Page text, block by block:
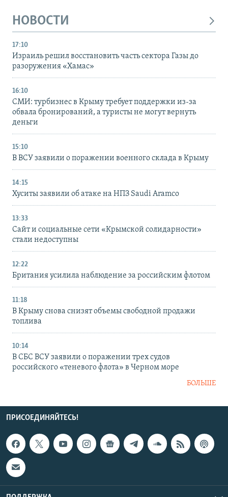
НОВОСТИ
17:10
Израиль решил восстановить часть сектора Газы до
разоружения «Хамас»
16:10
СМИ: турбизнес в Крыму требует поддержки из-за
обвала бронирований, а туристы не могут вернуть
деньги
15:10
В ВСУ заявили о поражении военного склада в Крыму
14:15
Хуситы заявили об атаке на НПЗ Saudi Aramco
13:33
Сайт и социальные сети «Крымской солидарности»
стали недоступны
12:22
Британия усилила наблюдение за российским флотом
11:18
В Крыму снова снизят объемы свободной продажи
топлива
10:14
В СБС ВСУ заявили о поражении трех судов
российского «теневого флота» в Черном море
БОЛЬШЕ
ПРИСОЕДИНЯЙТЕСЬ!